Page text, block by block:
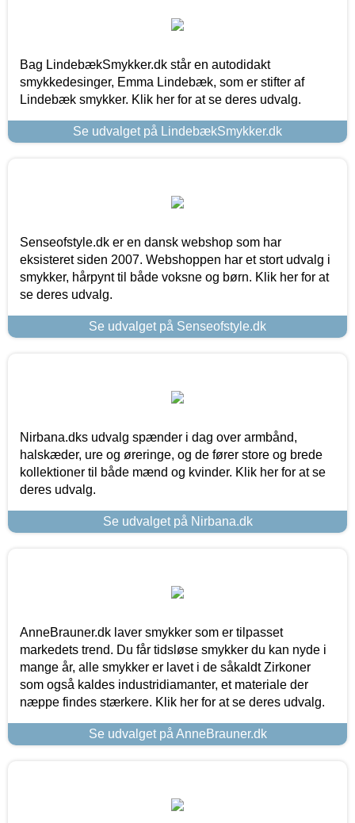
Bag LindebækSmykker.dk står en autodidakt
smykkedesinger, Emma Lindebæk, som er stifter af
Lindebæk smykker. Klik her for at se deres udvalg.
Se udvalget på LindebækSmykker.dk
Senseofstyle.dk er en dansk webshop som har
eksisteret siden 2007. Webshoppen har et stort udvalg i
smykker, hårpynt til både voksne og børn. Klik her for at
se deres udvalg.
Se udvalget på Senseofstyle.dk
Nirbana.dks udvalg spænder i dag over armbånd,
halskæder, ure og øreringe, og de fører store og brede
kollektioner til både mænd og kvinder. Klik her for at se
deres udvalg.
Se udvalget på Nirbana.dk
AnneBrauner.dk laver smykker som er tilpasset
markedets trend. Du får tidsløse smykker du kan nyde i
mange år, alle smykker er lavet i de såkaldt Zirkoner
som også kaldes industridiamanter, et materiale der
næppe findes stærkere. Klik her for at se deres udvalg.
Se udvalget på AnneBrauner.dk